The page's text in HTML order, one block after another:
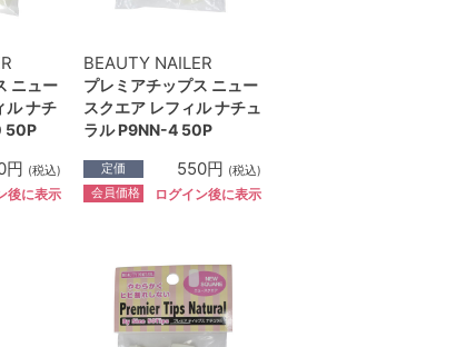
ニュー
ル ナチ
50P
円 (税込)
後に表示
BEAUTY NAILER
プレミアチップス ニュー
スクエア レフィル ナチュ
ラル P9NN-4 50P
定価 550円 (税込)
会員価格 ログイン後に表示